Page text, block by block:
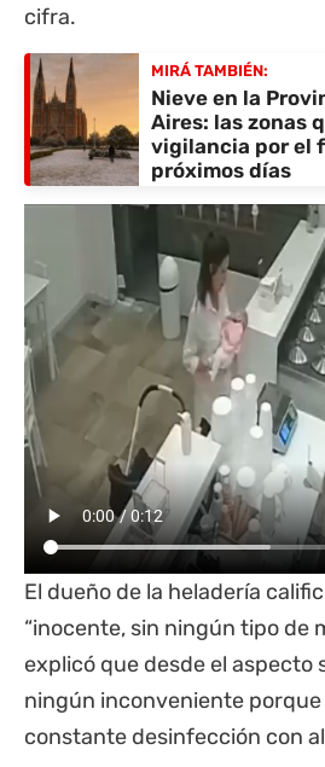
cifra.
MIRÁ TAMBIÉN:
Nieve en la
Aires: las zonas
vigilancia por el
próximos días
El dueño de la heladería
“inocente, sin ningún tipo de
explicó que desde el aspecto
ningún inconveniente porque
constante desinfección con